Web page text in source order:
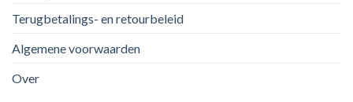
Terugbetalings- en retourbeleid
Algemene voorwaarden
Over